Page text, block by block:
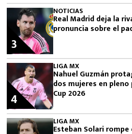
NOTICIAS
Real Madrid deja la
pronuncia sobre el
3
LIGA MX
Nahuel Guzmán
dos mujeres en
Cup 2026
4
LIGA MX
Esteban Solari